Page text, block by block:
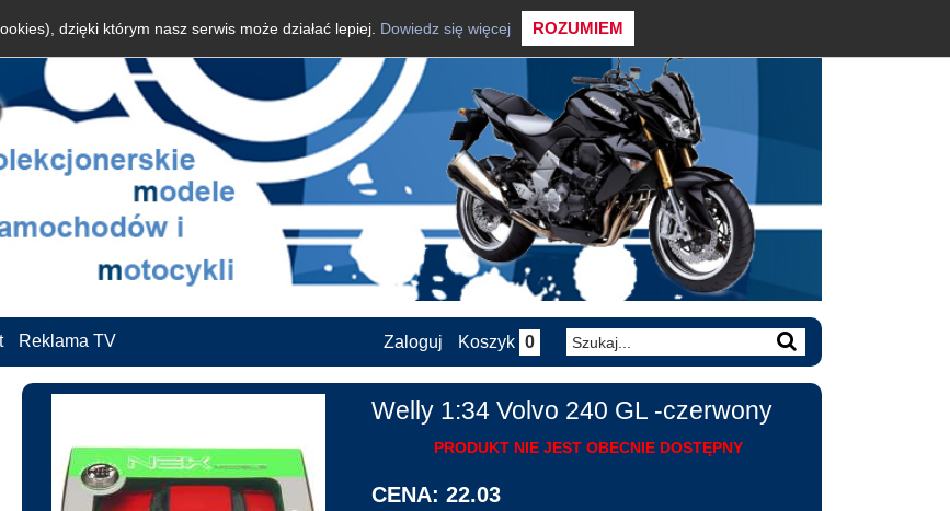
dzięki którym nasz serwis może działać lepiej. Dowiedz się więcej ROZUMIEM
Reklama TV Zaloguj Koszyk 0
Welly 1:34 Volvo 240 GL -czerwony
PRODUKT NIE JEST OBECNIE DOSTĘPNY
CENA: 22.03